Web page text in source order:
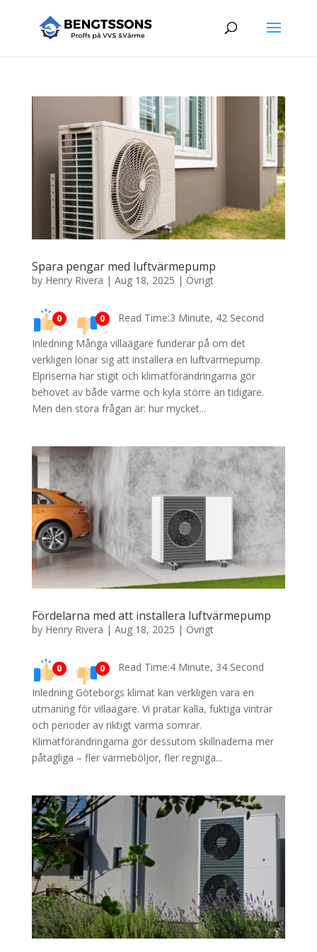
Spara pengar med luftvärmepump
by Henry Rivera | Aug 18, 2025 | Övrigt
0 0
Read Time:3 Minute, 42 Second
Inledning Många villaägare funderar på om det
verkligen lönar sig att installera en luftvärmepump.
Elpriserna har stigit och klimatförändringarna gör
behovet av både värme och kyla större än tidigare.
Men den stora frågan är: hur mycket...
Fördelarna med att installera luftvärmepump
by Henry Rivera | Aug 18, 2025 | Övrigt
0 0
Read Time:4 Minute, 34 Second
Inledning Göteborgs klimat kan verkligen vara en
utmaning för villaägare. Vi pratar kalla, fuktiga vintrar
och perioder av riktigt varma somrar.
Klimatförändringarna gör dessutom skillnaderna mer
påtagliga – fler värmeböljor, fler regniga...